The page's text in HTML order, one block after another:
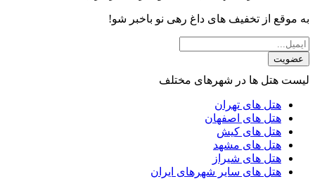
به موقع از تخفیف های داغ رهی نو باخبر شو!
عضویت
لیست هتل ها در شهرهای مختلف
هتل های تهران
هتل های اصفهان
هتل های کیش
هتل های مشهد
هتل های شیراز
هتل های سایر شهرهای ایران